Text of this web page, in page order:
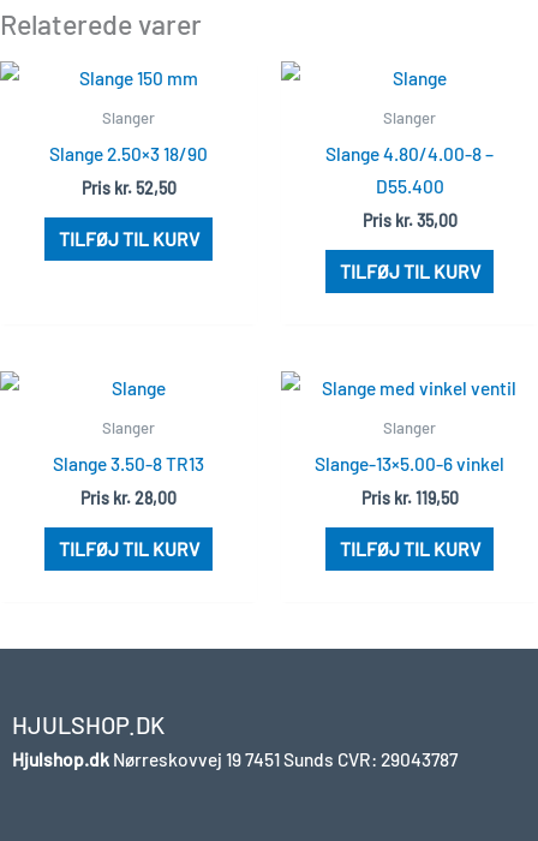
Relaterede varer
Slanger
Slange 2.50×3 18/90
Pris kr.52,50
TILFØJ TIL KURV
Slanger
Slange 4.80/4.00-8 –
D55.400
Pris kr.35,00
TILFØJ TIL KURV
Slanger
Slange 3.50-8 TR13
Pris kr.28,00
TILFØJ TIL KURV
Slanger
Slange-13×5.00-6 vinkel
Pris kr.119,50
TILFØJ TIL KURV
HJULSHOP.DK
Hjulshop.dk Nørreskovvej 197451 Sunds CVR: 29043787